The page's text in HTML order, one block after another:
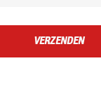
VERZENDEN